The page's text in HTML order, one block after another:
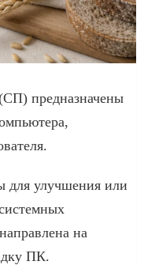
предназначены
для улучшения или
на
ПК.